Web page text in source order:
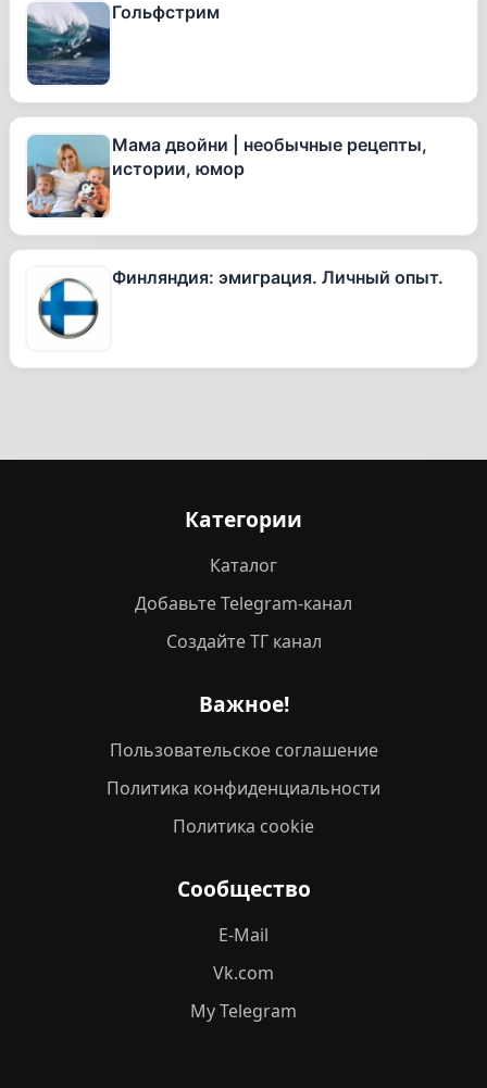
Гольфстрим
Мама двойни | необычные рецепты,
истории, юмор
Финляндия: эмиграция. Личный опыт.
Категории
Каталог
Добавьте Telegram-канал
Создайте ТГ канал
Важное!
Пользовательское соглашение
Политика конфиденциальности
Политика cookie
Сообщество
E-Mail
Vk.com
My Telegram